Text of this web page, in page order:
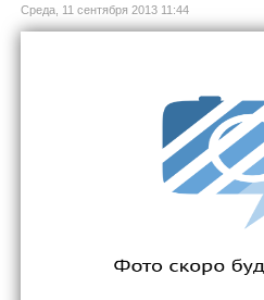
Среда, 11 сентября 2013 11:44